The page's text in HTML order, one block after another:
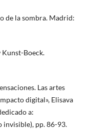
de la sombra. Madrid:
Kunst-Boeck.
Las artes
digital», Elisava
a:
invisible), pp. 86-93.